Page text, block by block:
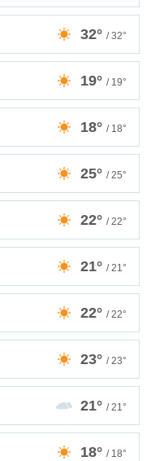
32° / 32°
19° / 19°
18° / 18°
25° / 25°
22° / 22°
21° / 21°
22° / 22°
23° / 23°
21° / 21°
18° / 18°